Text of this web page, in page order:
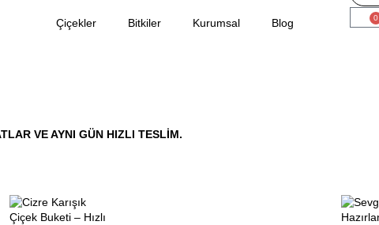
Çiçekler Bitkiler Kurumsal Blog 0
VE AYNI GÜN HIZLI TESLIM.